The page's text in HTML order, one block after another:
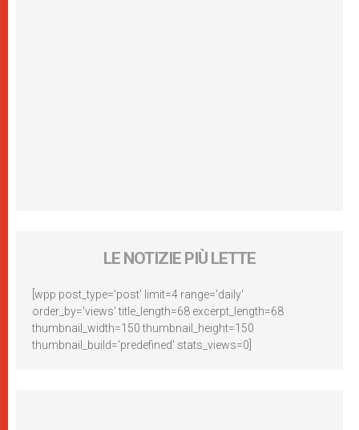
LE NOTIZIE PIÙ LETTE
[wpp post_type='post' limit=4 range='daily'
order_by='views' title_length=68 excerpt_length=68
thumbnail_width=150 thumbnail_height=150
thumbnail_build='predefined' stats_views=0]